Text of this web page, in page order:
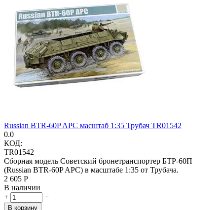
Russian BTR-60P APC масштаб 1:35 Трубач TR01542
0.0
КОД:
TR01542
Сборная модель Советский бронетранспортер БТР-60П
(Russian BTR-60P APC) в масштабе 1:35 от Трубача.
2 605 Р
В наличии
+
−
В корзину